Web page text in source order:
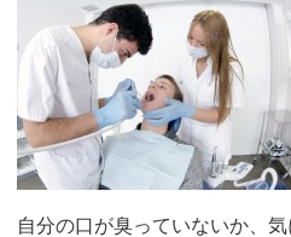
自分の口が臭っていないか、